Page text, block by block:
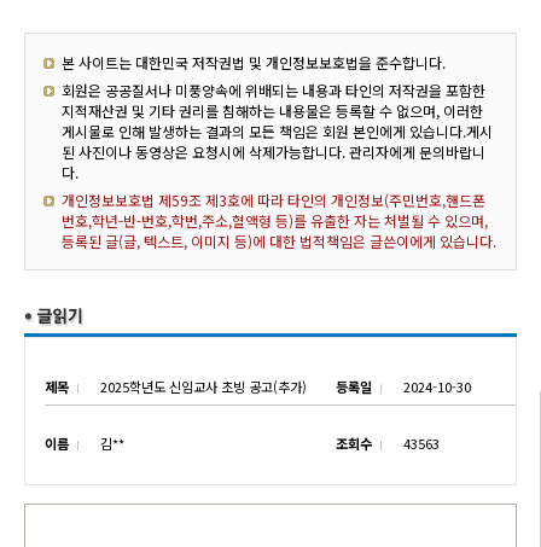
본 사이트는 대한민국 저작권법 및 개인정보보호법을 준수합니다.
회원은 공공질서나 미풍양속에 위배되는 내용과 타인의 저작권을 포함한
지적재산권 및 기타 권리를 침해하는 내용물은 등록할 수 없으며, 이러한
게시물로 인해 발생하는 결과의 모든 책임은 회원 본인에게 있습니다.게시
된 사진이나 동영상은 요청시에 삭제가능합니다. 관리자에게 문의바랍니
다.
개인정보보호법 제59조 제3호에 따라 타인의 개인정보(주민번호,핸드폰
번호,학년-반-번호,학번,주소,혈액형 등)를 유출한 자는 처벌될 수 있으며,
등록된 글(글, 텍스트, 이미지 등)에 대한 법적책임은 글쓴이에게 있습니다.
제목 2025학년도 신임교사 초빙 공고(추가) 등록일 2024-10-30
이름 김** 조회수 43563